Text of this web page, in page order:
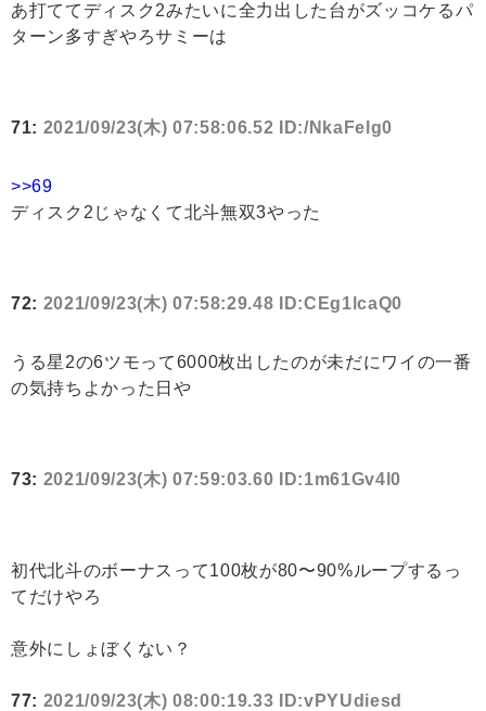
あ打ててディスク2みたいに全力出した台がズッコケるパ
ターン多すぎやろサミーは
71: 2021/09/23(木) 07:58:06.52 ID:/NkaFelg0
>>69
ディスク2じゃなくて北斗無双3やった
72: 2021/09/23(木) 07:58:29.48 ID:CEg1lcaQ0
うる星2の6ツモって6000枚出したのが未だにワイの一番
の気持ちよかった日や
73: 2021/09/23(木) 07:59:03.60 ID:1m61Gv4l0
初代北斗のボーナスって100枚が80〜90%ループするっ
てだけやろ
意外にしょぼくない？
77: 2021/09/23(木) 08:00:19.33 ID:vPYUdiesd